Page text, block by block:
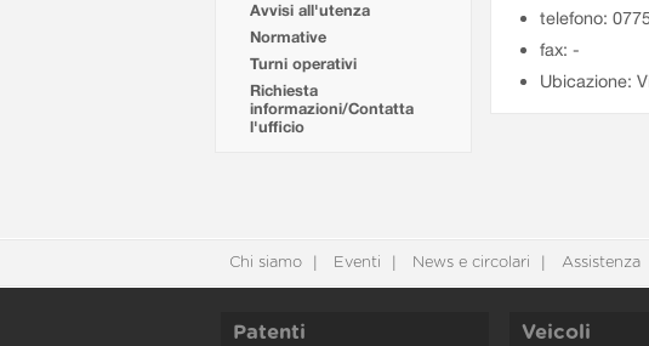
Avvisi all'utenza
Normative
Turni operativi
Richiesta
informazioni/Contatta
l'ufficio
telefono:
fax: -
Ubicazione:
Chi siamo Eventi News e circolari Assistenza
Patenti Veicoli